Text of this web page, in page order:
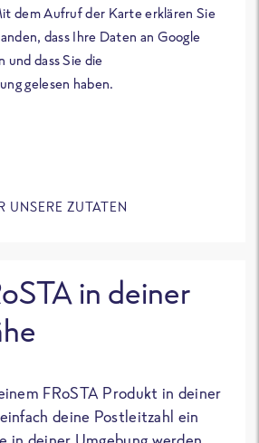
dem Aufruf der Karte erklären Sie
dass Ihre Daten an Google
dass Sie die
gelesen haben.
UNSERE ZUTATEN
in deiner
FRoSTA Produkt in deiner
deine Postleitzahl ein